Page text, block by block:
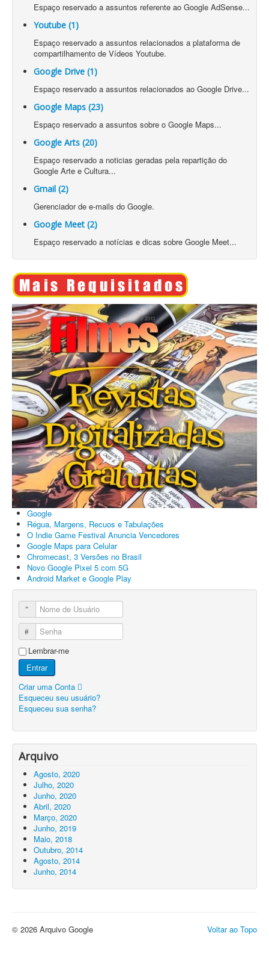
Espaço reservado a assuntos referente ao Google AdSense...
Youtube (1)
Espaço reservado a assuntos relacionados a plataforma de
compartilhamento de Vídeos Youtube.
Google Drive (1)
Espaço reservado a assuntos relacionados ao Google Drive...
Google Maps (23)
Espaço reservado a assuntos sobre o Google Maps...
Google Arts (20)
Espaço reservado a noticias geradas pela repartição do
Google Arte e Cultura...
Gmail (2)
Gerenciador de e-mails do Google.
Google Meet (2)
Espaço reservado a notícias e dicas sobre Google Meet...
Google
Régua, Margens, Recuos e Tabulações
O Indie Game Festival Anuncia Vencedores
Google Maps para Celular
Chromecast, 3 Versões no Brasil
Novo Google Pixel 5 com 5G
Android Market e Google Play
Nome de Usuário
Senha
Lembrar-me
Entrar
Criar uma Conta
Esqueceu seu usuário?
Esqueceu sua senha?
Arquivo
Agosto, 2020
Julho, 2020
Junho, 2020
Abril, 2020
Março, 2020
Junho, 2019
Maio, 2018
Outubro, 2014
Agosto, 2014
Junho, 2014
Voltar ao Topo
© 2026 Arquivo Google